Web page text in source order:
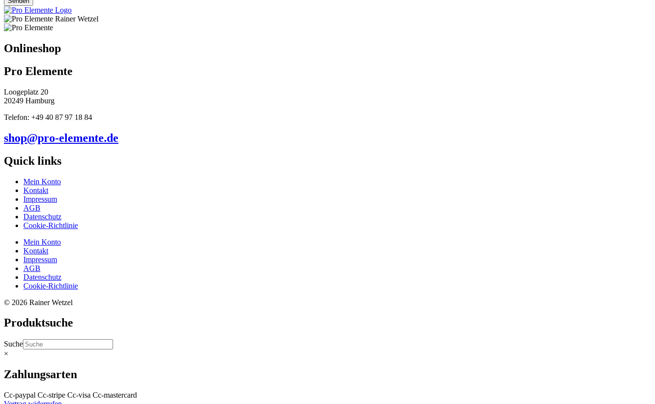
Onlineshop
Pro Elemente
Loogeplatz 20
20249 Hamburg
Telefon: +49 40 87 97 18 84
shop@pro-elemente.de
Quick links
Mein Konto
Kontakt
Impressum
AGB
Datenschutz
Cookie-Richtlinie
Mein Konto
Kontakt
Impressum
AGB
Datenschutz
Cookie-Richtlinie
© 2026 Rainer Wetzel
Produktsuche
Suche
×
Zahlungsarten
Cc-paypal Cc-stripe Cc-visa Cc-mastercard